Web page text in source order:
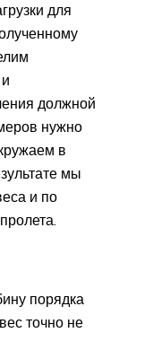
для
должной
нужно
в
мы
и по
порядка
точно не